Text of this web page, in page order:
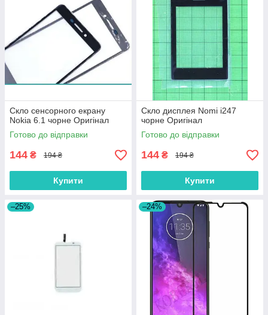
Скло сенсорного екрану
Nokia 6.1 чорне Оригінал
Готово до відправки
144 ₴ 194 ₴
Купити
Скло дисплея Nomi i247
чорне Оригінал
Готово до відправки
144 ₴ 194 ₴
Купити
–25% –24%